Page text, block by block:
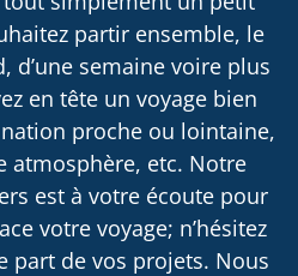
partir ensemble, le
d’une semaine voire plus
en tête un voyage bien
proche ou lointaine,
atmosphère, etc. Notre
est à votre écoute pour
votre voyage; n’hésitez
part de vos projets. Nous